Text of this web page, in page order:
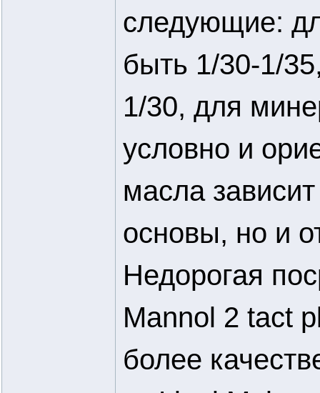
следующие:
быть 1/30-1/
1/30, для
условно и
масла
основы, но и
Недорогая
Mannol 2 tact
более